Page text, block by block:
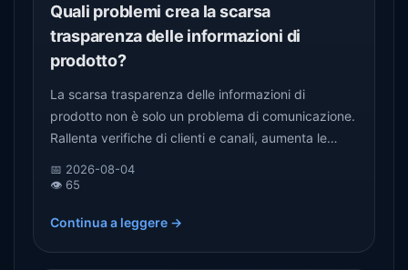
Quali problemi crea la scarsa
trasparenza delle informazioni di
prodotto?
La scarsa trasparenza delle informazioni di
prodotto non è solo un problema di comunicazione.
Rallenta verifiche di clienti e canali, aumenta le
richiami e riduce fiducia, riparabilità, rivendita e
📅 2026-08-04
👁️ 65
Continua a leggere →